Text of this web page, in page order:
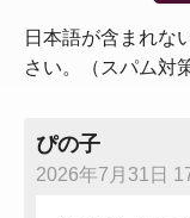
日本語が含まれな
さい。（スパム対
ぴの子
2026年7月31日